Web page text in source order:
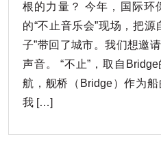
根的力量？ 今年，国际环
的“不止音乐会”现场，把
子”带回了城市。我们想邀
声音。 “不止”，取自
航，舰桥（Bridge）作为船
我 […]